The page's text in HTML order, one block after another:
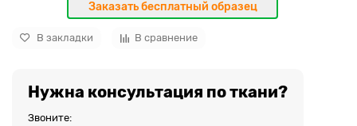
Заказать бесплатный образец
В закладки В сравнение
Нужна консультация по ткани?
Звоните: